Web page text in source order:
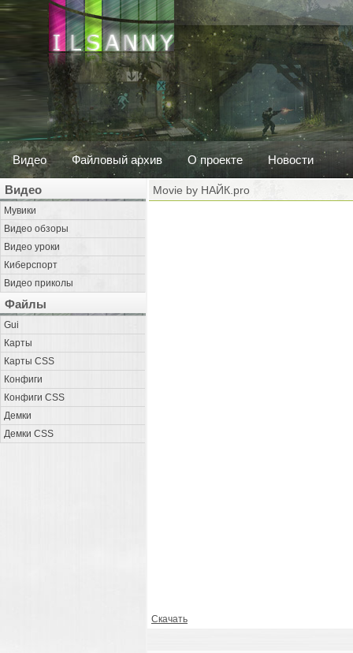
Видео Файловый архив О проекте Новости
Видео
Мувики
Видео обзоры
Видео уроки
Киберспорт
Видео приколы
Файлы
Gui
Карты
Карты CSS
Конфиги
Конфиги CSS
Демки
Демки CSS
Movie by НАЙК.pro
Скачать